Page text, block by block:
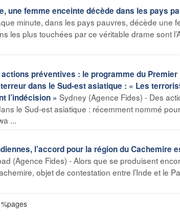
une femme enceinte décède dans les pays
minute, dans les pays pauvres, décède une
les plus touchées par ce véritable drame sont
préventives : le programme du
dans le Sud-est asiatique : « Les
l’indécision » Sydney (Agence Fides) - Des
le Sud-est asiatique : récemment nommé
...
l’accord pour la région du Cachemire
(Agence Fides) - Alors que se produisent
objet de contestation entre l’Inde et le